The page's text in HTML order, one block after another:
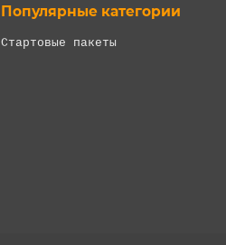
Популярные категории
Стартовые пакеты